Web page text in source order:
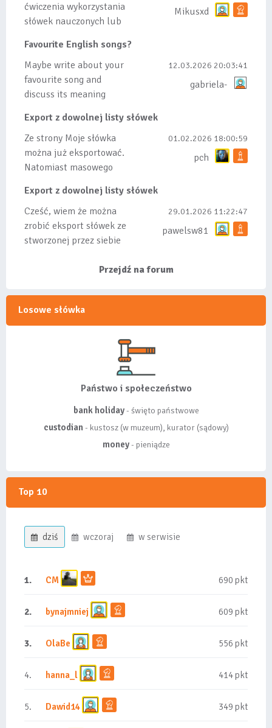
ćwiczenia wykorzystania
słówek nauczonych lub
tez ze wszys...
Mikusxd
Favourite English songs?
Maybe write about your
favourite song and
discuss its meaning
12.03.2026 20:03:41
gabriela-
Export z dowolnej listy słówek
Ze strony Moje słówka
można już eksportować.
Natomiast masowego
bo wiąże się...
01.02.2026 18:00:59
pch
Export z dowolnej listy słówek
Cześć, wiem że można
zrobić eksport słówek ze
stworzonej przez siebie
29.01.2026 11:22:47
pawelsw81
Przejdź na forum
Losowe słówka
Państwo i społeczeństwo
bank holiday- święto państwowe
custodian- kustosz (w muzeum), kurator (sądowy)
money- pieniądze
Top 10
dziś wczoraj w serwisie
1. CM 690 pkt
2. bynajmniej 609 pkt
3. OlaBe 556 pkt
4. hanna_l 414 pkt
5. Dawid14 349 pkt